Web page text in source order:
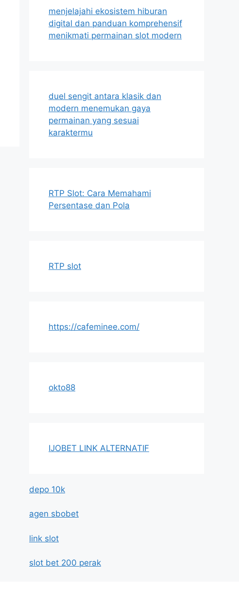
menjelajahi ekosistem hiburan
digital dan panduan komprehensif
menikmati permainan slot modern
duel sengit antara klasik dan
modern menemukan gaya
permainan yang sesuai
karaktermu
RTP Slot: Cara Memahami
Persentase dan Pola
RTP slot
https://cafeminee.com/
okto88
IJOBET LINK ALTERNATIF
depo 10k
agen sbobet
link slot
slot bet 200 perak